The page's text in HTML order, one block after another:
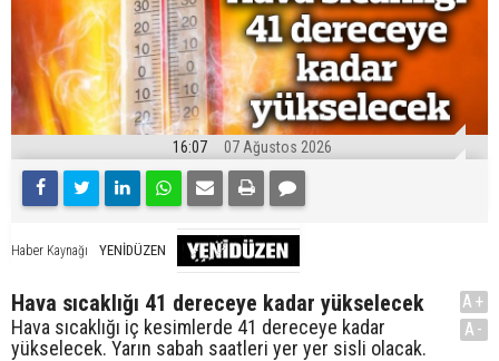
16:07 07 Ağustos 2026
Haber Kaynağı YENİDÜZEN
Hava sıcaklığı 41 dereceye kadar yükselecek
Hava sıcaklığı iç kesimlerde 41 dereceye kadar
yükselecek. Yarın sabah saatleri yer yer sisli olacak.
A+
A-